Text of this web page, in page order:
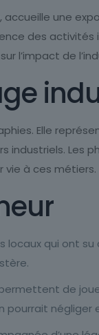
une
des
l’impact de
Elle
industriels.
vie à ces métiers.
qui ont
de
pourrait négliger